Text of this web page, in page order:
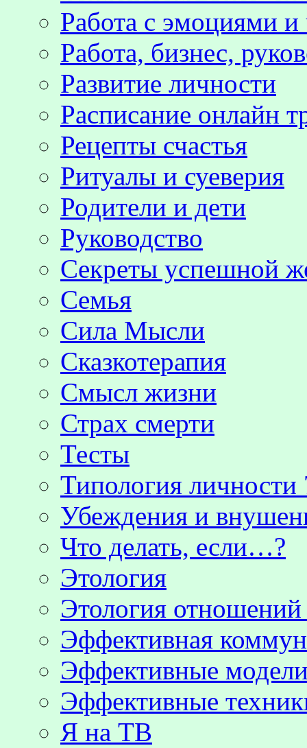
Работа с эмоциями и
Работа, бизнес,
Развитие личности
Расписание онлайн
Рецепты счастья
Ритуалы и суеверия
Родители и дети
Руководство
Секреты успешной
Семья
Сила Мысли
Сказкотерапия
Смысл жизни
Страх смерти
Тесты
Типология личности
Убеждения и
Что делать, если…?
Этология
Этология
Эффективная
Эффективные
Эффективные
Я на ТВ